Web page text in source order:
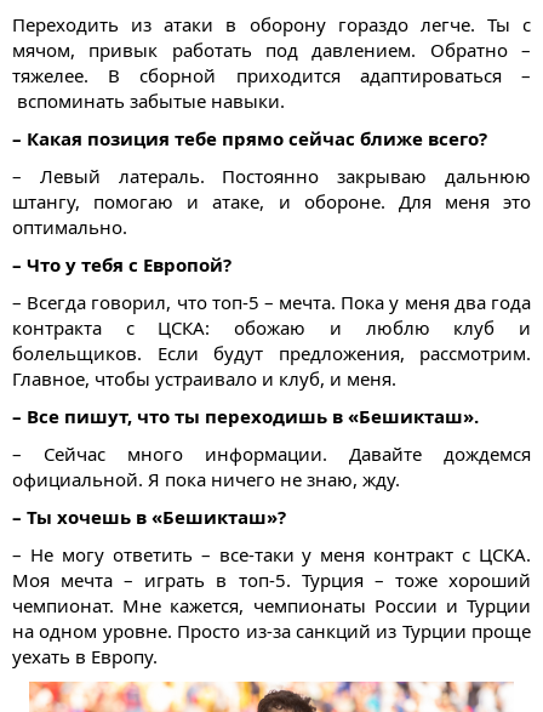
Переходить из атаки в оборону гораздо легче. Ты с
мячом, привык работать под давлением. Обратно –
тяжелее. В сборной приходится адаптироваться –
вспоминать забытые навыки.
– Какая позиция тебе прямо сейчас ближе всего?
– Левый латераль. Постоянно закрываю дальнюю
штангу, помогаю и атаке, и обороне. Для меня это
оптимально.
– Что у тебя с Европой?
– Всегда говорил, что топ-5 – мечта. Пока у меня два года
контракта с ЦСКА: обожаю и люблю клуб и
болельщиков. Если будут предложения, рассмотрим.
Главное, чтобы устраивало и клуб, и меня.
– Все пишут, что ты переходишь в «Бешикташ».
– Сейчас много информации. Давайте дождемся
официальной. Я пока ничего не знаю, жду.
– Ты хочешь в «Бешикташ»?
– Не могу ответить – все-таки у меня контракт с ЦСКА.
Моя мечта – играть в топ-5. Турция – тоже хороший
чемпионат. Мне кажется, чемпионаты России и Турции
на одном уровне. Просто из-за санкций из Турции проще
уехать в Европу.